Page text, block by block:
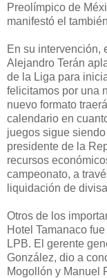
Preolímpico de
manifestó el
En su intervención,
Alejandro Terán
de la Liga para
felicitamos por una
nuevo formato
calendario en
juegos sigue
presidente de la
recursos
campeonato, a
liquidación de
Otros de los
Hotel Tamanaco
LPB. El gerente
González, dio a
Mogollón y Manuel